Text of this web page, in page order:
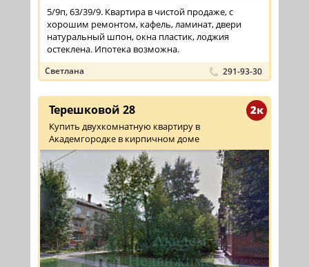
5/9п, 63/39/9. Квартира в чистой продаже, с
хорошим ремонтом, кафель, ламинат, двери
натуральный шпон, окна пластик, лоджия
остеклена. Ипотека возможна.
Светлана 291-93-30
2к
Терешковой 28
Купить двухкомнатную квартиру в
Академгородке в кирпичном доме